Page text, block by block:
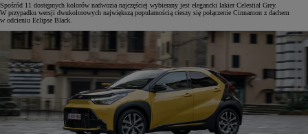
Spośród 11 dostępnych kolorów nadwozia najczęściej wybierany jest elegancki lakier Celestial Grey.
W przypadku wersji dwukolorowych największą popularnością cieszy się połączenie Cinnamon z dachem
w odcieniu Eclipse Black.